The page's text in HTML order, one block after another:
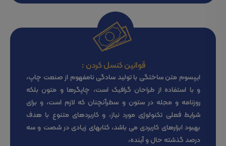
قوانین کنسل کردن :
ایپسوم متن ساختگی با تولید سادگی نامفهوم از صنعت چاپ،
و با استفاده از طراحان گرافیک است، چاپگرها و متون بلکه
روزنامه و مجله در ستون و سطرآنچنان که لازم است، و برای
شرایط فعلی تکنولوژی مورد نیاز، و کاربردهای متنوع با هدف
بهبود ابزارهای کاربردی می باشد، کتابهای زیادی در شصت و سه
درصد گذشته حال و آینده،